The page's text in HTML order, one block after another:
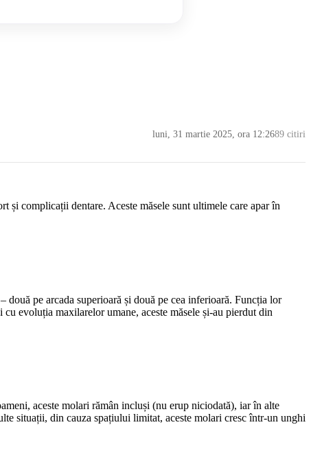
luni, 31 martie 2025, ora 12:2689 citiri
și complicații dentare. Aceste măsele sunt ultimele care apar în
două pe arcada superioară și două pe cea inferioară. Funcția lor
evoluția maxilarelor umane, aceste măsele și-au pierdut din
aceste molari rămân incluși (nu erup niciodată), iar în alte
situații, din cauza spațiului limitat, aceste molari cresc într-un unghi